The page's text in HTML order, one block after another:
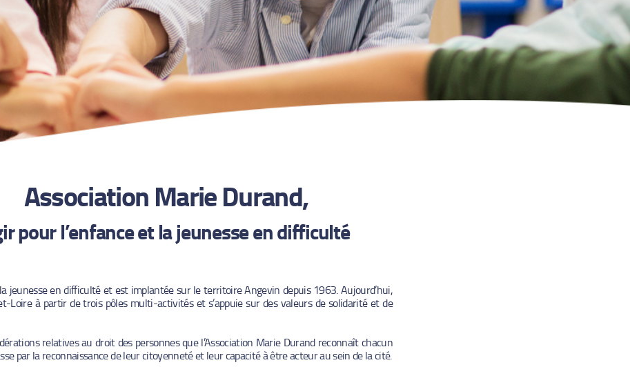
Association Marie Durand,
pour l’enfance et la jeunesse en difficulté
jeunesse en difficulté et est implantée sur le territoire Angevin depuis 1963. Aujourd’hui,
à partir de trois pôles multi-activités et s’appuie sur des valeurs de solidarité et de
relatives au droit des personnes que l’Association Marie Durand reconnaît chacun
par la reconnaissance de leur citoyenneté et leur capacité à être acteur au sein de la cité.